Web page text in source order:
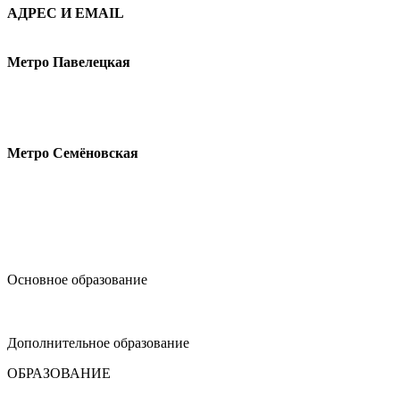
АДРЕС И EMAIL
Метро Павелецкая
Метро Семёновская
Основное образование
Дополнительное образование
ОБРАЗОВАНИЕ